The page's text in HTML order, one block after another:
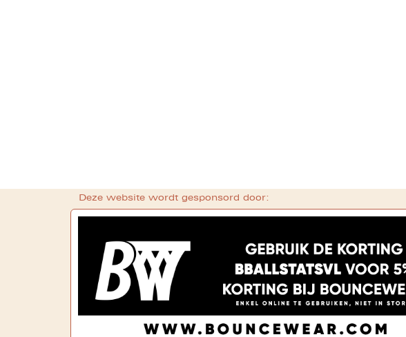
Deze website wordt gesponsord door: